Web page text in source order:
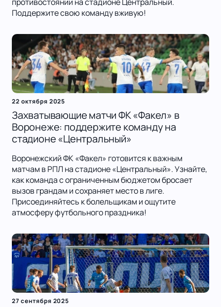
противостоянии на стадионе Центральный.
Поддержите свою команду вживую!
22 октября 2025
Захватывающие матчи ФК «Факел» в
Воронеже: поддержите команду на
стадионе «Центральный»
Воронежский ФК «Факел» готовится к важным
матчам в РПЛ на стадионе «Центральный». Узнайте,
как команда с ограниченным бюджетом бросает
вызов грандам и сохраняет место в лиге.
Присоединяйтесь к болельщикам и ощутите
атмосферу футбольного праздника!
27 сентября 2025